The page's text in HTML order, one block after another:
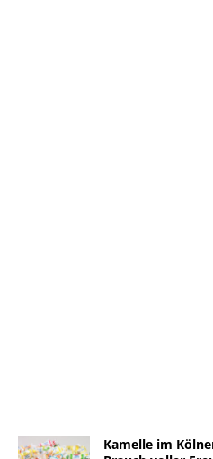
Kamelle im